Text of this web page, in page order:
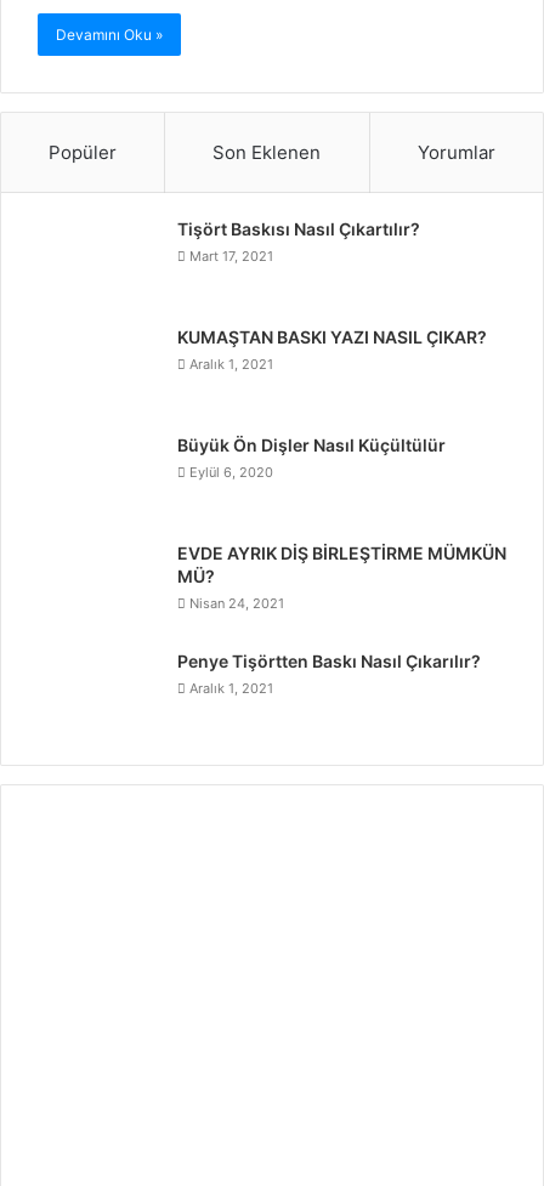
Devamını Oku »
Popüler Son Eklenen Yorumlar
Tişört Baskısı Nasıl Çıkartılır?
Mart 17, 2021
KUMAŞTAN BASKI YAZI NASIL ÇIKAR?
Aralık 1, 2021
Büyük Ön Dişler Nasıl Küçültülür
Eylül 6, 2020
EVDE AYRIK DİŞ BİRLEŞTİRME MÜMKÜN
MÜ?
Nisan 24, 2021
Penye Tişörtten Baskı Nasıl Çıkarılır?
Aralık 1, 2021